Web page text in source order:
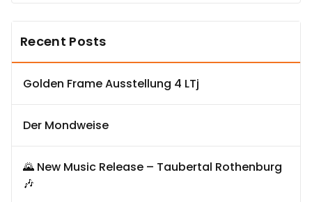
Recent Posts
Golden Frame Ausstellung 4 LTj
Der Mondweise
🌄 New Music Release – Taubertal Rothenburg
🎶